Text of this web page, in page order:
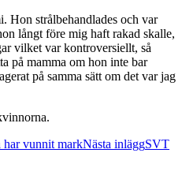
Hon strålbehandlades och var
långt före mig haft rakad skalle,
vilket var kontroversiellt, så
på mamma om hon inte bar
på samma sätt om det var jag
har vunnit markNästa inläggSVT